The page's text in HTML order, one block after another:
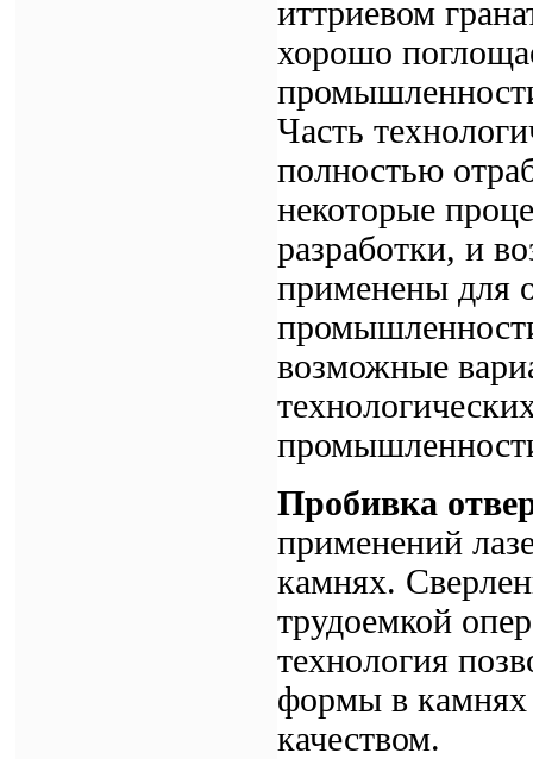
иттриевом
хорошо
Часть
полностью
некоторые
разработки, и
применены для
возможные
Пробивка
применений
камнях.
трудоемкой
технология
формы в камнях
качеством.